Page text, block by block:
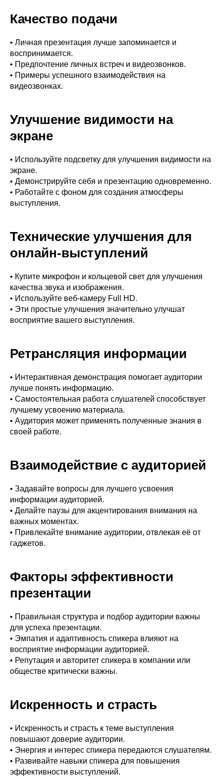
Качество подачи
• Личная презентация лучше запоминается и
воспринимается.
• Предпочтение личных встреч и видеозвонков.
• Примеры успешного взаимодействия на
видеозвонках.
Улучшение видимости на
экране
• Используйте подсветку для улучшения видимости на
экране.
• Демонстрируйте себя и презентацию одновременно.
• Работайте с фоном для создания атмосферы
выступления.
Технические улучшения для
онлайн-выступлений
• Купите микрофон и кольцевой свет для улучшения
качества звука и изображения.
• Используйте веб-камеру Full HD.
• Эти простые улучшения значительно улучшат
восприятие вашего выступления.
Ретрансляция информации
• Интерактивная демонстрация помогает аудитории
лучше понять информацию.
• Самостоятельная работа слушателей способствует
лучшему усвоению материала.
• Аудитория может применять полученные знания в
своей работе.
Взаимодействие с аудиторией
• Задавайте вопросы для лучшего усвоения
информации аудиторией.
• Делайте паузы для акцентирования внимания на
важных моментах.
• Привлекайте внимание аудитории, отвлекая её от
гаджетов.
Факторы эффективности
презентации
• Правильная структура и подбор аудитории важны
для успеха презентации.
• Эмпатия и адаптивность спикера влияют на
восприятие информации аудиторией.
• Репутация и авторитет спикера в компании или
обществе критически важны.
Искренность и страсть
• Искренность и страсть к теме выступления
повышают доверие аудитории.
• Энергия и интерес спикера передаются слушателям.
• Развивайте навыки спикера для повышения
эффективности выступлений.